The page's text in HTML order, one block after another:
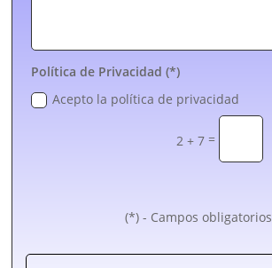
Política de Privacidad (*)
Acepto la política de privacidad
2 + 7=
(*) - Campos obligatorios